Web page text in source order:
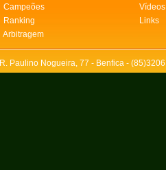
Campeões
Vídeos
Ranking
Links
Arbitragem
R. Paulino Nogueira, 77 - Benfica -